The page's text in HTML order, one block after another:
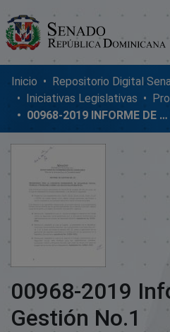
Comunidades
Glosario
Nosotros
Inicio
Iniciativas Legislativas
00968-2019 INFORME DE GESTIÓN NO.1
00968-2019
Gestión No.1